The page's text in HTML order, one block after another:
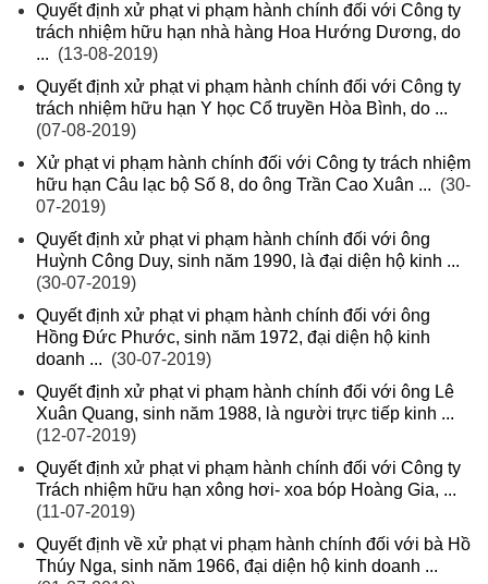
Quyết định xử phạt vi phạm hành chính đối với Công ty
trách nhiệm hữu hạn nhà hàng Hoa Hướng Dương, do
... (13-08-2019)
Quyết định xử phạt vi phạm hành chính đối với Công ty
trách nhiệm hữu hạn Y học Cổ truyền Hòa Bình, do ...
(07-08-2019)
Xử phạt vi phạm hành chính đối với Công ty trách nhiệm
hữu hạn Câu lạc bộ Số 8, do ông Trần Cao Xuân ... (30-
07-2019)
Quyết định xử phạt vi phạm hành chính đối với ông
Huỳnh Công Duy, sinh năm 1990, là đại diện hộ kinh ...
(30-07-2019)
Quyết định xử phạt vi phạm hành chính đối với ông
Hồng Đức Phước, sinh năm 1972, đại diện hộ kinh
doanh ... (30-07-2019)
Quyết định xử phạt vi phạm hành chính đối với ông Lê
Xuân Quang, sinh năm 1988, là người trực tiếp kinh ...
(12-07-2019)
Quyết định xử phạt vi phạm hành chính đối với Công ty
Trách nhiệm hữu hạn xông hơi- xoa bóp Hoàng Gia, ...
(11-07-2019)
Quyết định về xử phạt vi phạm hành chính đối với bà Hồ
Thúy Nga, sinh năm 1966, đại diện hộ kinh doanh ...